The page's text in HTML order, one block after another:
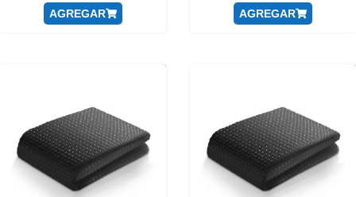
AGREGAR AGREGAR